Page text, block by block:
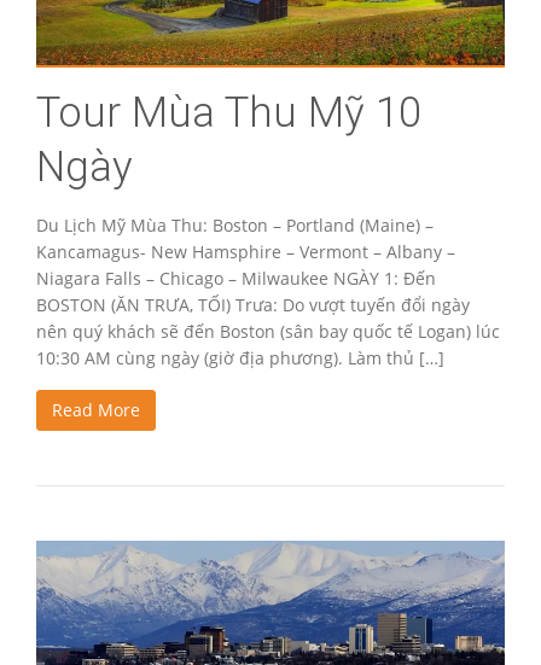
Tour Mùa Thu Mỹ 10
Ngày
Du Lịch Mỹ Mùa Thu: Boston – Portland (Maine) –
Kancamagus- New Hamsphire – Vermont – Albany –
Niagara Falls – Chicago – Milwaukee NGÀY 1: Đến
BOSTON (ĂN TRƯA, TỐI) Trưa: Do vượt tuyến đổi ngày
nên quý khách sẽ đến Boston (sân bay quốc tế Logan) lúc
10:30 AM cùng ngày (giờ địa phương). Làm thủ […]
Read More